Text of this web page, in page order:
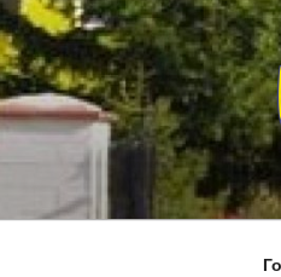
Перейти
до
вмісту